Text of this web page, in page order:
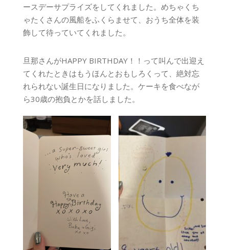
ースデーサプライズをしてくれました。めちゃくち
ゃたくさんの風船をふくらませて、おうち全体を装
飾して待っていてくれました。
旦那さんがHAPPY BIRTHDAY！！って叫んで出迎え
てくれたときはもうほんとおもしろくって、絶対忘
れられない誕生日になりました。ケーキを食べなが
ら30歳の抱負とかを話しました。